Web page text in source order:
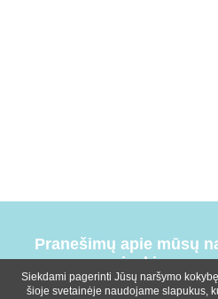
Pranešimų apie mūsų
įvykius
Siekdami pagerinti Jūsų naršymo
šioje svetainėje naudojame slapukus,